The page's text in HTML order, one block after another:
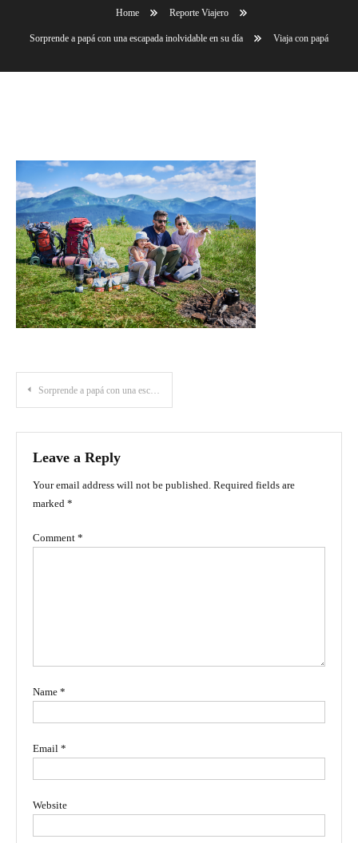
Home Reporte Viajero
Sorprende a papá con una escapada inolvidable en su día Viaja con papá
Post
navigation
Sorprende a papá con una escapada inolvidable en su día
Leave a Reply
Your email address will not be published. Required fields are
marked *
Comment *
Name *
Email *
Website